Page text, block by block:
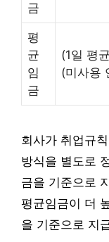
금
평
균
임
금
(1일 평
(미사용
회사가 취업규
방식을 별도로
금을 기준으로
평균임금이 더
을 기준으로 지